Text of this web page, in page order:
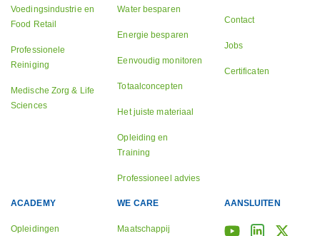
Voedingsindustrie en
Food Retail
Professionele
Reiniging
Medische Zorg & Life
Sciences
Water besparen
Energie besparen
Eenvoudig monitoren
Totaalconcepten
Het juiste materiaal
Opleiding en
Training
Professioneel advies
Contact
Jobs
Certificaten
ACADEMY
Opleidingen
WE CARE
Maatschappij
AANSLUITEN